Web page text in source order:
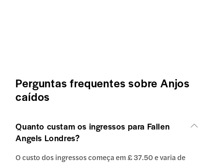
Perguntas frequentes sobre Anjos
caídos
Quanto custam os ingressos para Fallen
Angels Londres?
O custo dos ingressos começa em £ 37.50 e varia de